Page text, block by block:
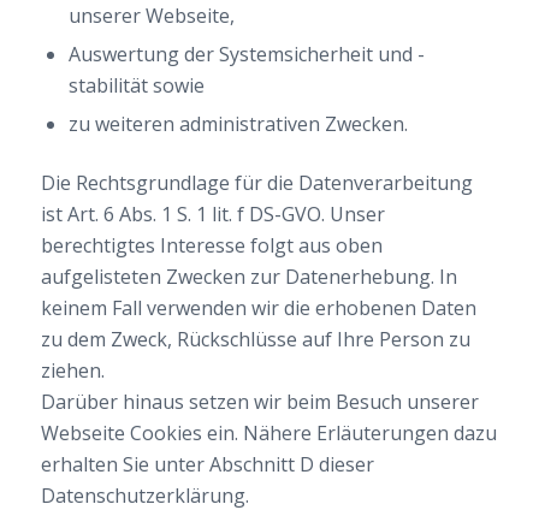
unserer Webseite,
Auswertung der Systemsicherheit und -
stabilität sowie
zu weiteren administrativen Zwecken.
Die Rechtsgrundlage für die Datenverarbeitung
ist Art. 6 Abs. 1 S. 1 lit. f DS-GVO. Unser
berechtigtes Interesse folgt aus oben
aufgelisteten Zwecken zur Datenerhebung. In
keinem Fall verwenden wir die erhobenen Daten
zu dem Zweck, Rückschlüsse auf Ihre Person zu
ziehen.
Darüber hinaus setzen wir beim Besuch unserer
Webseite Cookies ein. Nähere Erläuterungen dazu
erhalten Sie unter Abschnitt D dieser
Datenschutzerklärung.